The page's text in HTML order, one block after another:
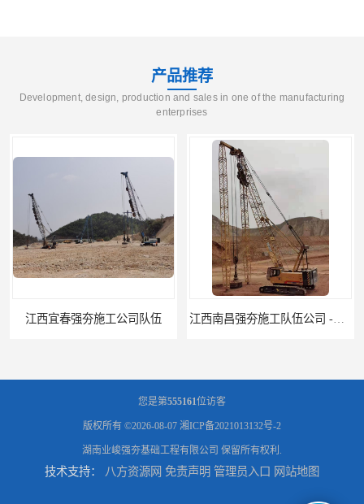
产品推荐
Development, design, production and sales in one of the manufacturing
enterprises
江西南昌强夯施工队伍公司 -湖南业峻强夯基础工程
您是第555161位访客
版权所有 ©2026-08-07 湘ICP备2021013132号-2
湖南业峻强夯基础工程有限公司 保留所有权利.
技术支持： 八方资源网 免责声明 管理员入口 网站地图